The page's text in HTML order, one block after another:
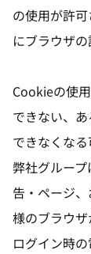
の使用が許
にブラウザ
Cookieの使
できない、
できなくなる
弊社グルー
告・ページ
様のブラウ
ログイン時